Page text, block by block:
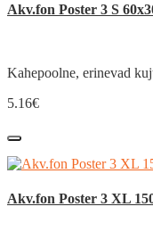
Akv.fon Poster 3 S
Kahepoolne, erinevad
5.16€
Akv.fon Poster 3 XL